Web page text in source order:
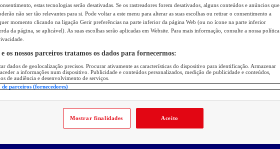
estas tecnologias serão desativadas. Se os rastreadores forem desativados, alguns conteúdos e anúncios que
não ser tão relevantes para si. Pode voltar a este menu para alterar as suas escolhas ou retirar o consentimento a
momento clicando na ligação Gerir preferências na parte inferior da página Web (ou no ícone na parte inferior
da página, se aplicável). As suas escolhas serão aplicadas em Website. Para mais informação, consulte a nossa política
e os nossos parceiros tratamos os dados para fornecermos:
dados de geolocalização precisos. Procurar ativamente as características do dispositivo para identificação. Armazenar
a informações num dispositivo. Publicidade e conteúdos personalizados, medição de publicidade e conteúdos,
de audiência e desenvolvimento de serviços.
de parceiros (fornecedores)
Mostrar finalidades Aceito